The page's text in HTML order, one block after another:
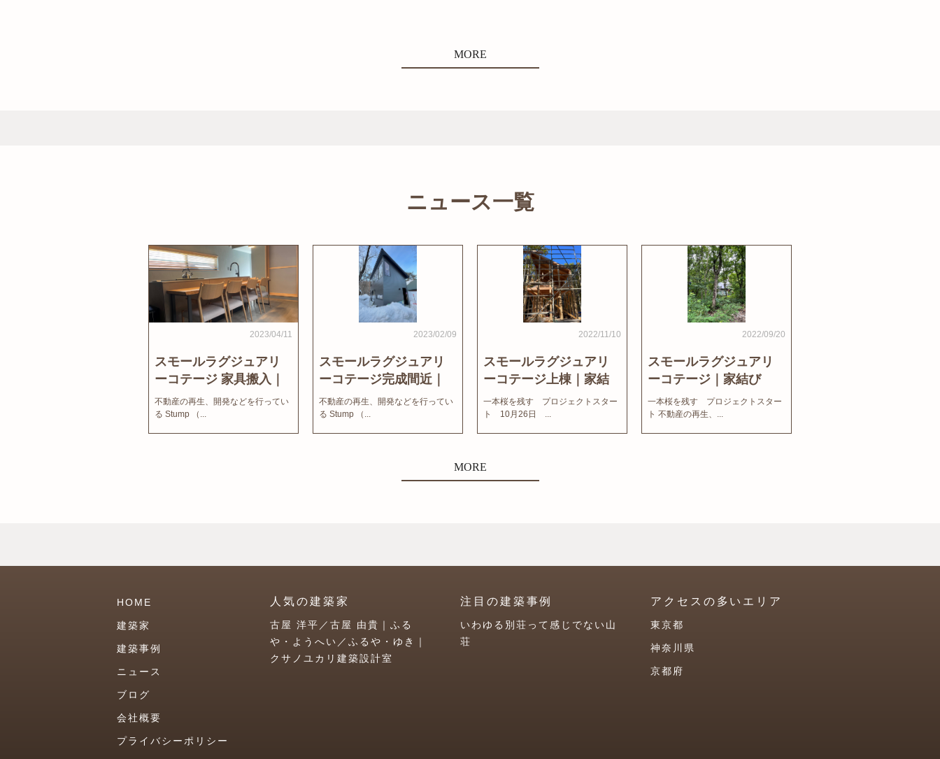
MORE
ニュース一覧
2023/04/11
スモールラグジュアリ
ーコテージ 家具搬入｜
家結びNews
不動産の再生、開発などを行ってい
る Stump （...
2023/02/09
スモールラグジュアリ
ーコテージ完成間近｜
家結びNews
不動産の再生、開発などを行ってい
る Stump （...
2022/11/10
スモールラグジュアリ
ーコテージ上棟｜家結
びNews
一本桜を残す プロジェクトスター
ト 10月26日 ...
2022/09/20
スモールラグジュアリ
ーコテージ｜家結び
News
一本桜を残す プロジェクトスター
ト 不動産の再生、...
MORE
HOME
建築家
建築事例
ニュース
ブログ
会社概要
プライバシーポリシー
人気の建築家
古屋 洋平／古屋 由貴｜ふる
や・ようへい／ふるや・ゆき｜
クサノユカリ建築設計室
注目の建築事例
いわゆる別荘って感じでない山
荘
アクセスの多いエリア
東京都
神奈川県
京都府